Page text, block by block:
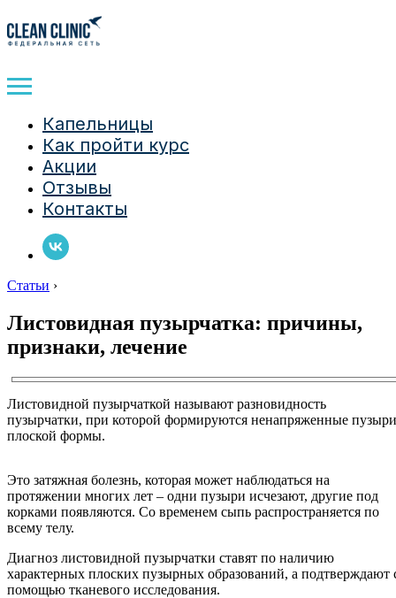
Капельницы
Как пройти курс
Акции
Отзывы
Контакты
Статьи ›
Листовидная пузырчатка: причины,
признаки, лечение
Листовидной пузырчаткой называют разновидность
пузырчатки, при которой формируются ненапряженные пузыри
плоской формы.
Это затяжная болезнь, которая может наблюдаться на
протяжении многих лет – одни пузыри исчезают, другие под
корками появляются. Со временем сыпь распространяется по
всему телу.
Диагноз листовидной пузырчатки ставят по наличию
характерных плоских пузырных образований, а подтверждают
помощью тканевого исследования.